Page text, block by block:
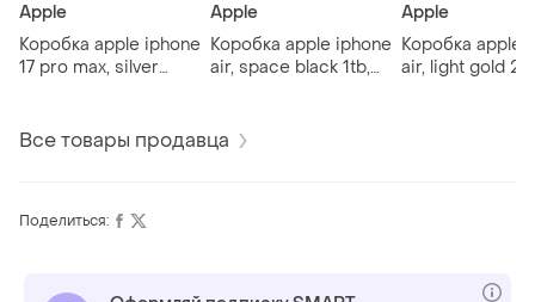
Apple
Коробка apple iphone
17 pro max, silver
Apple
Коробка apple iphone
air, space black 1tb,
Apple
Коробка apple
air, light gold
Все товары продавца
Поделиться: